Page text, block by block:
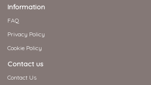
Information
FAQ
Privacy Policy
Cookie Policy
Contact us
Contact Us